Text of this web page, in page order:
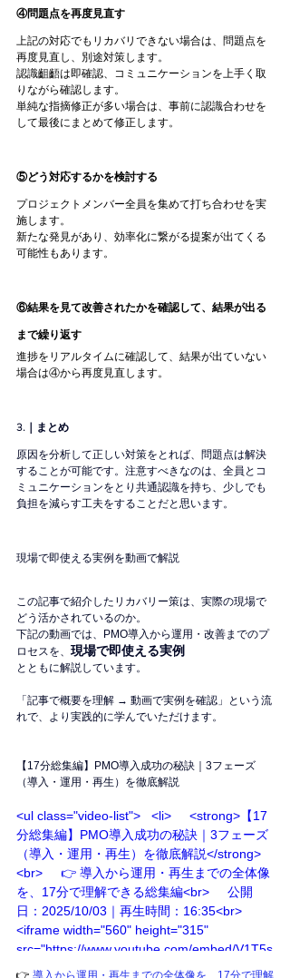
④問題点を再度見直す
上記の対応でもリカバリできない場合は、問題点を
再度見直し、別途対策します。
認識齟齬は即確認、コミュニケーションを上手く取
りながら確認します。
単純な指摘修正が多い場合は、事前に認識合わせを
して最後にまとめて修正します。
⑤どう対応するかを検討する
プロジェクトメンバー全員を集めて打ち合わせを実
施します。
新たな発見があり、効率化に繋がる提案が出てくる
可能性もあります。
⑥結果を見て改善されたかを確認して、結果が出る
まで繰り返す
進捗をリアルタイムに確認して、結果が出ていない
場合は④から再度見直します。
3.｜まとめ
原因を分析して正しい対策をとれば、問題点は解決
することが可能です。注意すべきなのは、全員とコ
ミュニケーションをとり共通認識を持ち、少しでも
負担を減らす工夫をすることだと思います。
現場で即使える実例を動画で解説
この記事で紹介したリカバリー策は、実際の現場で
どう活かされているのか。
下記の動画では、PMO導入から運用・改善までのプ
ロセスを、 現場で即使える実例
とともに解説しています。
「記事で概要を理解 → 動画で実例を確認」という流
れで、より実践的に学んでいただけます。
【17分総集編】PMO導入成功の秘訣｜3フェーズ
（導入・運用・再生）を徹底解説
<ul class="video-list">   <li>     <strong>【17
分総集編】PMO導入成功の秘訣｜3フェーズ
（導入・運用・再生）を徹底解説</strong>
<br>     👉 導入から運用・再生までの全体像
を、17分で理解できる総集編<br>     公開
日：2025/10/03｜再生時間：16:35<br>
<iframe width="560" height="315"
src="https://www.youtube.com/embed/V1T5s
A9Hl7s" frameborder="0" allowfullscreen>